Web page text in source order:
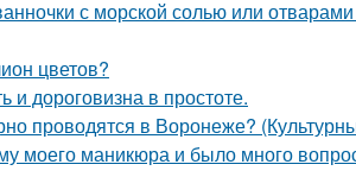
с морской солью или
цветов?
и дороговизна в простоте.
проводятся в Воронеже?
моего маникюра и было много